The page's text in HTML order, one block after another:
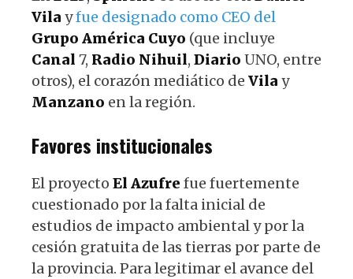
Vila yfue designado como CEO del
Grupo América Cuyo (que incluye
Canal 7, Radio Nihuil, Diario UNO, entre
otros), el corazón mediático de Vila y
Manzano en la región.
Favores institucionales
El proyecto El Azufre fue fuertemente
cuestionado por la falta inicial de
estudios de impacto ambiental y por la
cesión gratuita de las tierras por parte de
la provincia. Para legitimar el avance del